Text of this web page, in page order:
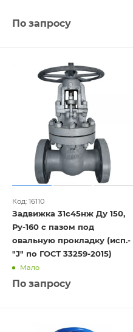
По запросу
Код: 16110
Задвижка 31с45нж Ду 150,
Ру-160 с пазом под
овальную прокладку (исп.-
"J" по ГОСТ 33259-2015)
Мало
По запросу